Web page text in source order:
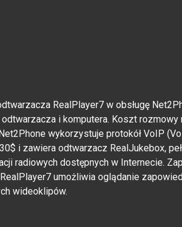
RealPlayer7 w obsługę
i komputera. Koszt rozmowy
wykorzystuje protokół VoIP
i zawiera odtwarzacz RealJukebox,
radiowych dostępnych w Internecie.
umożliwia oglądanie
wideoklipów.